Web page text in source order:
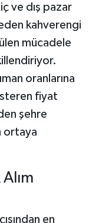
ve dış pazar
kahverengi
mücadele
oranlarına
fiyat
şehre
ortaya
en